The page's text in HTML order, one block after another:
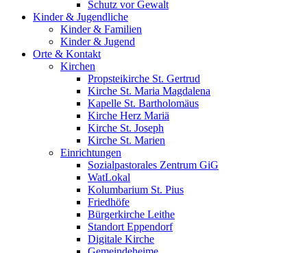
Schutz vor Gewalt
Kinder & Jugendliche
Kinder & Familien
Kinder & Jugend
Orte & Kontakt
Kirchen
Propsteikirche St. Gertrud
Kirche St. Maria Magdalena
Kapelle St. Bartholomäus
Kirche Herz Mariä
Kirche St. Joseph
Kirche St. Marien
Einrichtungen
Sozialpastorales Zentrum GiG
WatLokal
Kolumbarium St. Pius
Friedhöfe
Bürgerkirche Leithe
Standort Eppendorf
Digitale Kirche